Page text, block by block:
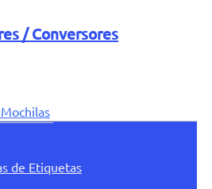
/ Conversores
de Etiquetas